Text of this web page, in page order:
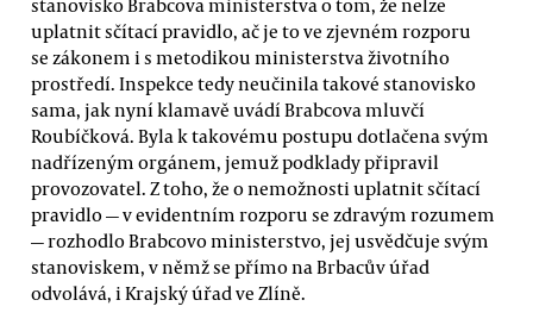
uplatnit sčítací pravidlo, ač je to ve zjevném rozporu
se zákonem i s metodikou ministerstva životního
prostředí. Inspekce tedy neučinila takové stanovisko
sama, jak nyní klamavě uvádí Brabcova mluvčí
Roubíčková. Byla k takovému postupu dotlačena svým
nadřízeným orgánem, jemuž podklady připravil
provozovatel. Z toho, že o nemožnosti uplatnit sčítací
pravidlo — v evidentním rozporu se zdravým rozumem
— rozhodlo Brabcovo ministerstvo, jej usvědčuje svým
stanoviskem, v němž se přímo na Brbacův úřad
odvolává, i Krajský úřad ve Zlíně.